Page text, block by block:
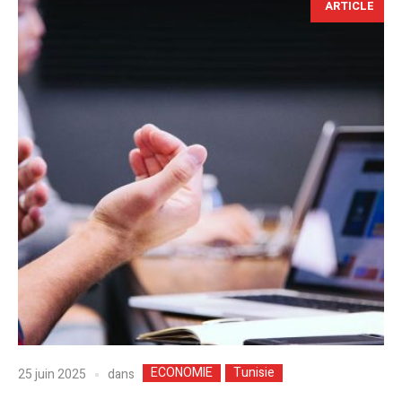
ARTICLE
25 juin 2025 dans ECONOMIE Tunisie